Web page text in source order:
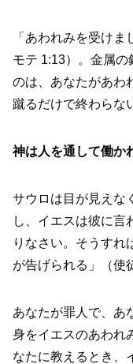
「あわれみを受け
モテ 1:13）。金属
のは、あなたがあわ
蹴るだけで終わらな
神は人を通して働か
サウロは目が見えな
し、イエスは彼に言
りなさい。そうすれ
が告げられる」（使
あなたが罪人で、あ
身をイエスのあわれ
なたに教えるとき、